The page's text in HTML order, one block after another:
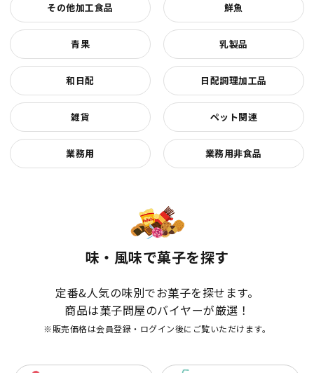
その他加工食品 鮮魚
青果 乳製品
和日配 日配調理加工品
雑貨 ペット関連
業務用 業務用非食品
味・風味で菓子を探す
定番&人気の味別でお菓子を探せます。
商品は菓子問屋のバイヤーが厳選！
※販売価格は会員登録・ログイン後にご覧いただけます。